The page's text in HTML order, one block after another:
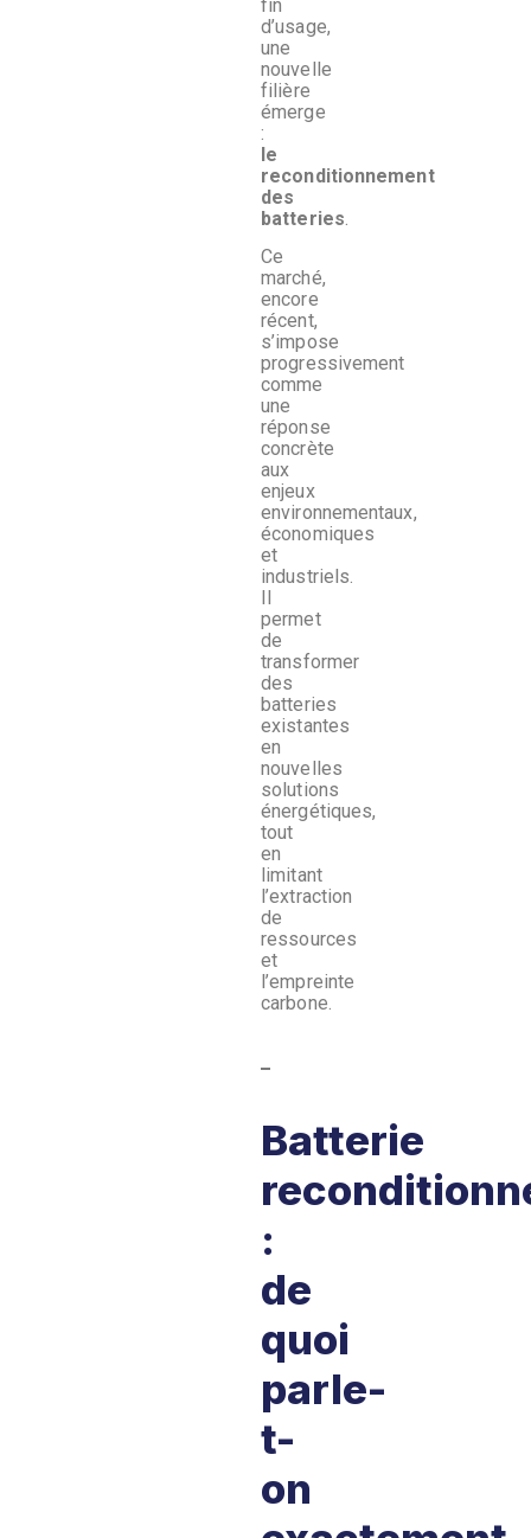
fin
d’usage,
une
nouvelle
filière
émerge
:
le
reconditionnement
des
batteries.
Ce
marché,
encore
récent,
s’impose
progressivement
comme
une
réponse
concrète
aux
enjeux
environnementaux,
économiques
et
industriels.
permet
de
transformer
des
batteries
existantes
en
nouvelles
solutions
énergétiques,
tout
en
limitant
l’extraction
de
ressources
et
l’empreinte
carbone.
Batterie
:
de
quoi
parle-
t-
on